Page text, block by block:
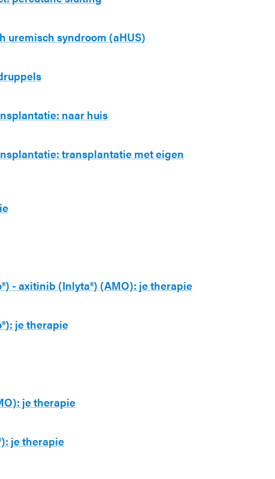
uremisch syndroom (aHUS)
naar huis
transplantatie met eigen
- axitinib (Inlyta®) (AMO): je therapie
je therapie
je therapie
je therapie